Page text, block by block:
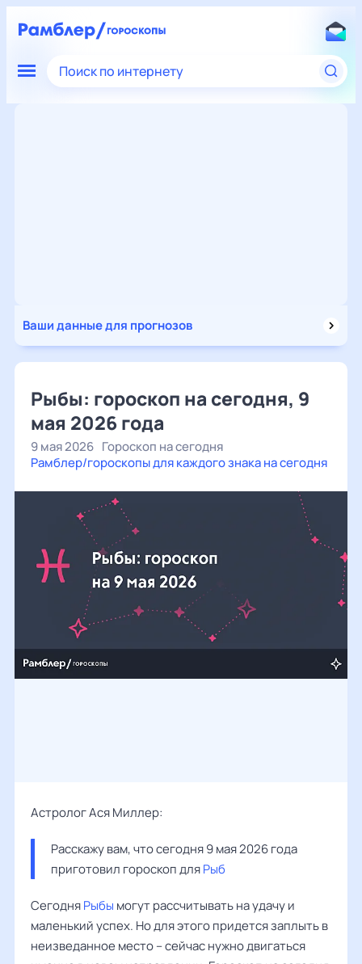
Поиск по интернету
Ваши данные для прогнозов
Рыбы: гороскоп на сегодня, 9
мая 2026 года
9 мая 2026 Гороскоп на сегодня
Рамблер/гороскопы для каждого знака на сегодня
Астролог Ася Миллер:
Расскажу вам, что сегодня 9 мая 2026 года
приготовил гороскоп для Рыб
СегодняРыбы могут рассчитывать на удачу и
маленький успех. Но для этого придется заплыть в
неизведанное место – сейчас нужно двигаться